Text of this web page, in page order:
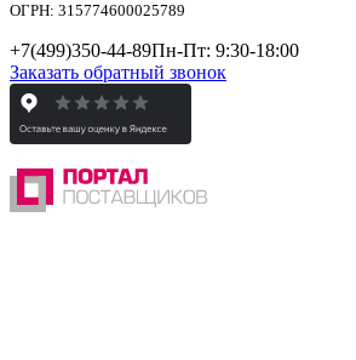
ОГРН: 315774600025789
+7(499)350-44-89Пн-Пт: 9:30-18:00
Заказать обратный звонок